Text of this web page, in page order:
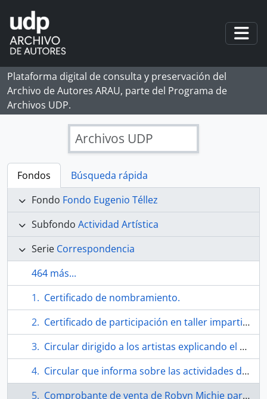
Skip to main content
Plataforma digital de consulta y preservación del
Archivo de Autores ARAU, parte del Programa de
Archivos UDP.
Archivos UDP
Fondos
Búsqueda rápida
Fondo Fondo Eugenio Téllez
Subfondo Actividad Artística
Serie Correspondencia
464 más...
Certificado de nombramiento.
Certificado de participación en taller impartido por Téllez.
Circular dirigido a los artistas explicando el objetivo del Museo Internacional de la resistencia Salvador Allende
Circular que informa sobre las actividades del Museo Internacional Salvador Allende
Comprobante de venta de Robyn Michie para Téllez.